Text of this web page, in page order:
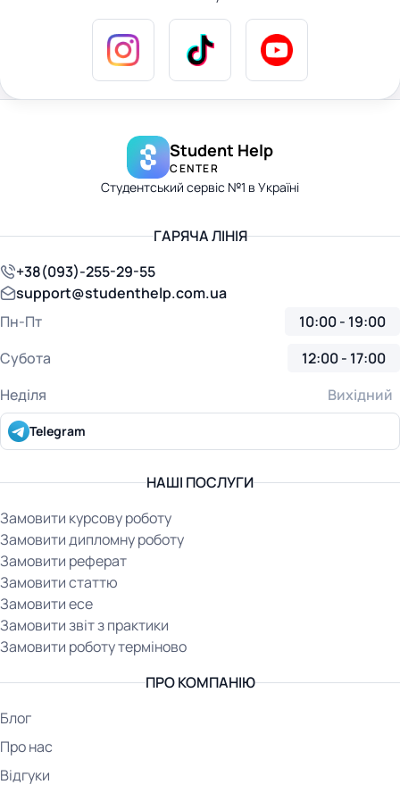
Student Help
CENTER
Студентський сервіс №1 в Україні
НАШІ ПОСЛУГИ
Замовити курсову роботу
Замовити дипломну роботу
Замовити реферат
Замовити статтю
Замовити есе
Замовити звіт з практики
Замовити роботу терміново
ПРО КОМПАНІЮ
Блог
Про нас
Відгуки
ГАРЯЧА ЛІНІЯ
+38(093)-255-29-55
support@studenthelp.com.ua
Пн-Пт
10:00 - 19:00
Субота
12:00 - 17:00
Неділя
Вихідний
Telegram